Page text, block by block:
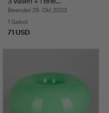
Beendet 26. Okt 2023
1 Gebot
71 USD